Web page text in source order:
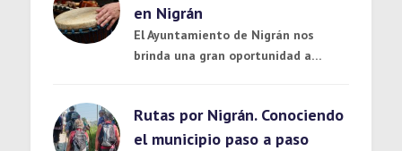
en Nigrán
El Ayuntamiento de Nigrán nos
brinda una gran oportunidad a…
Rutas por Nigrán. Conociendo
el municipio paso a paso